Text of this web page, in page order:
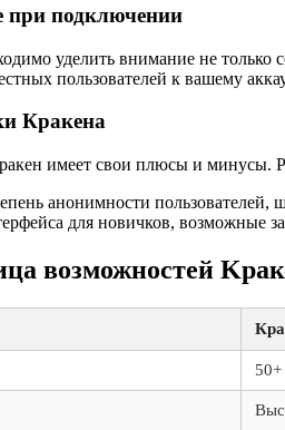
при подключении
уделить внимание не только
пользователей к вашему
Кракена
имеет свои плюсы и минусы.
анонимности
для новичков, возможные
возможностей
50+